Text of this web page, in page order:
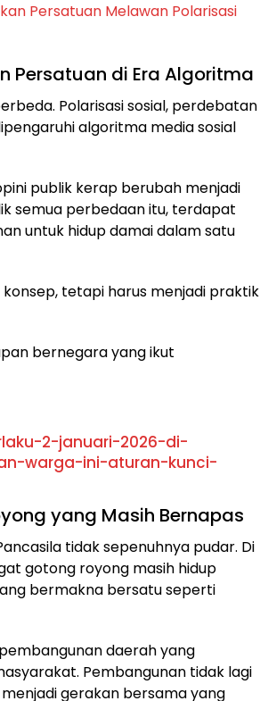
Persatuan Melawan Polarisasi
Persatuan di Era Algoritma
Polarisasi sosial, perdebatan
algoritma media sosial
publik kerap berubah menjadi
semua perbedaan itu, terdapat
untuk hidup damai dalam satu
konsep, tetapi harus menjadi praktik
bernegara yang ikut
2-januari-2026-di-
warga-ini-aturan-kunci-
yang Masih Bernapas
tidak sepenuhnya pudar. Di
gotong royong masih hidup
bermakna bersatu seperti
daerah yang
Pembangunan tidak lagi
gerakan bersama yang